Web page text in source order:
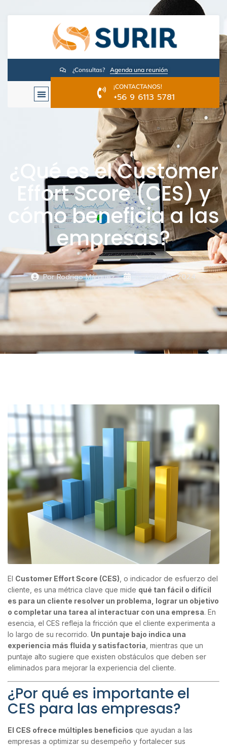
¿Consultas? Agenda una reunión
¡CONTACTANOS!
+56 9 6113 5781
¿Qué es el Customer
Effort Score (CES) y
cómo beneficia a las
empresas?
PorRodrigo Márquez octubre 18, 2024
El Customer Effort Score (CES) , o indicador de esfuerzo del
cliente, es una métrica clave que mide qué tan fácil o difícil
es para un cliente resolver un problema, lograr un objetivo
o completar una tarea al interactuar con una empresa. En
esencia, el CES refleja la fricción que el cliente experimenta a
lo largo de su recorrido. Un puntaje bajo indica una
experiencia más fluida y satisfactoria , mientras que un
puntaje alto sugiere que existen obstáculos que deben ser
eliminados para mejorar la experiencia del cliente.
¿Por qué es importante el
CES para las empresas?
El CES ofrece múltiples beneficios que ayudan a las
empresas a optimizar su desempeño y fortalecer sus